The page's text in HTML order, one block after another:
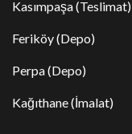
Kasımpaşa (Teslimat)
Feriköy (Depo)
Perpa (Depo)
Kağıthane (İmalat)